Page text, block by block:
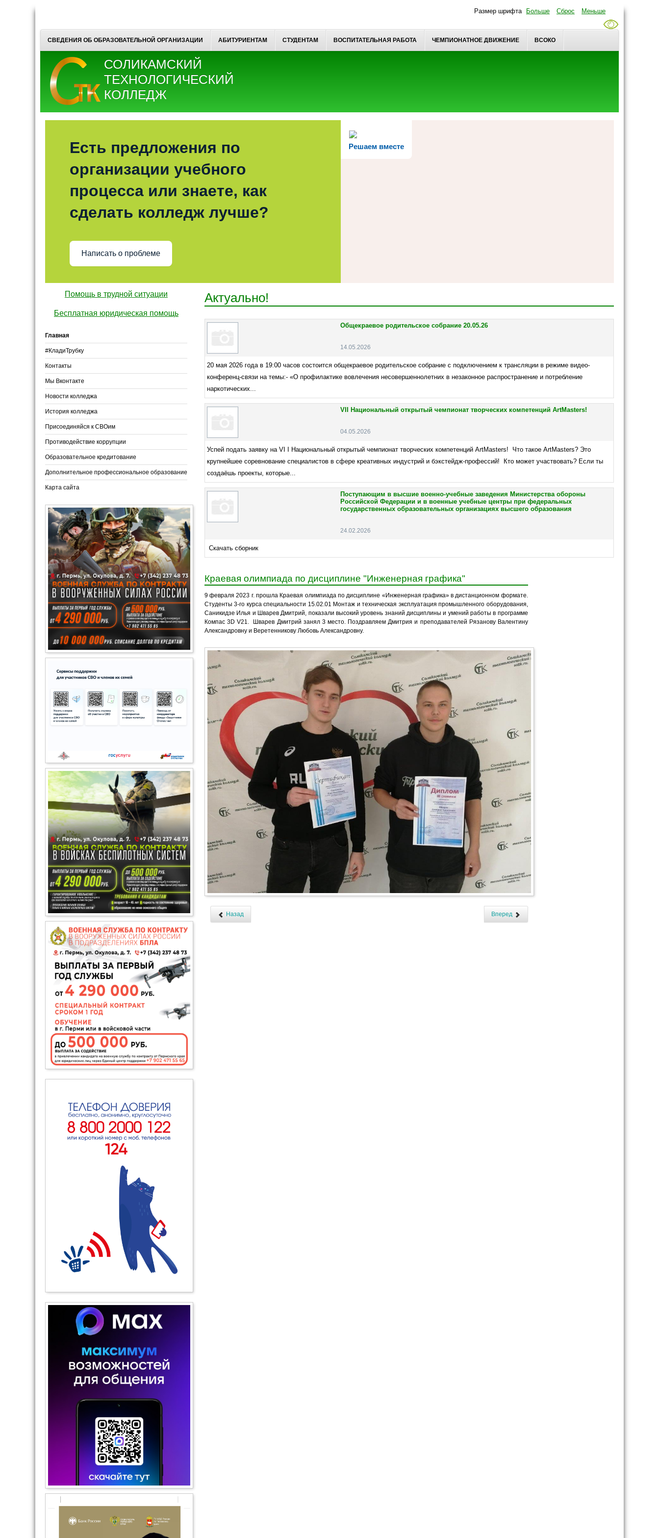
СОЛИКАМСКИЙ
ТЕХНОЛОГИЧЕСКИЙ
КОЛЛЕДЖ
СВЕДЕНИЯ ОБ ОБРАЗОВАТЕЛЬНОЙ ОРГАНИЗАЦИИ АБИТУРИЕНТАМ СТУДЕНТАМ ВОСПИТАТЕЛЬНАЯ РАБОТА ЧЕМПИОНАТНОЕ ДВИЖЕНИЕ ВСОКО
Размер шрифта Больше Сброс Меньше
Решаем вместе
Есть предложения по
организации учебного
процесса или знаете, как
сделать колледж лучше?
Написать о проблеме
Помощь в трудной ситуации
Бесплатная юридическая помощь
Главная
#КладиТрубку
Контакты
Мы Вконтакте
Новости колледжа
История колледжа
Присоединяйся к СВОим
Противодействие коррупции
Образовательное кредитование
Дополнительное профессиональное образование
Карта сайта
Актуально!
Общекраевое родительское собрание 20.05.26
14.05.2026
20 мая 2026 года в 19:00 часов состоится общекраевое родительское собрание с подключением к трансляции в режиме видео-
конференц-связи на темы:- «О профилактике вовлечения несовершеннолетних в незаконное распространение и потребление
наркотических...
VII Национальный открытый чемпионат творческих компетенций ArtMasters!
04.05.2026
Успей подать заявку на VI I Национальный открытый чемпионат творческих компетенций ArtMasters! Что такое ArtMasters? Это
крупнейшее соревнование специалистов в сфере креативных индустрий и бэкстейдж-профессий! Кто может участвовать? Если ты
создаёшь проекты, которые...
Поступающим в высшие военно-учебные заведения Министерства обороны
Российской Федерации и в военные учебные центры при федеральных
государственных образовательных организациях высшего образования
24.02.2026
Скачать сборник
Краевая олимпиада по дисциплине "Инженерная графика"
9 февраля 2023 г. прошла Краевая олимпиада по дисциплине «Инженерная графика» в дистанционном формате.
Студенты 3-го курса специальности 15.02.01 Монтаж и техническая эксплуатация промышленного оборудования,
Саникидзе Илья и Шварев Дмитрий, показали высокий уровень знаний дисциплины и умений работы в программе
Компас 3D V21. Шварев Дмитрий занял 3 место. Поздравляем Дмитрия и преподавателей Рязанову Валентину
Александровну и Веретенникову Любовь Александровну.
Назад Вперед